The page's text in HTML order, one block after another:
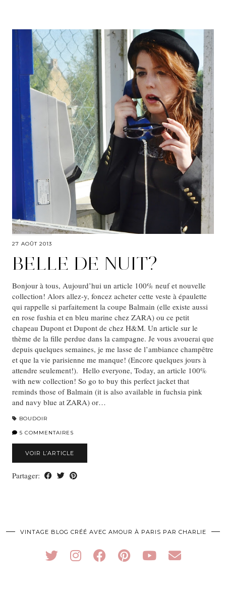
27 AOÛT 2013
BELLE DE NUIT?
Bonjour à tous, Aujourd’hui un article 100% neuf et nouvelle
collection! Alors allez-y, foncez acheter cette veste à épaulette
qui rappelle si parfaitement la coupe Balmain (elle existe aussi
en rose fushia et en bleu marine chez ZARA) ou ce petit
chapeau Dupont et Dupont de chez H&M. Un article sur le
thème de la fille perdue dans la campagne. Je vous avouerai que
depuis quelques semaines, je me lasse de l’ambiance champêtre
et que la vie parisienne me manque! (Encore quelques jours à
attendre seulement!). Hello everyone, Today, an article 100%
with new collection! So go to buy this perfect jacket that
reminds those of Balmain (it is also available in fuchsia pink
and navy blue at ZARA) or…
BOUDOIR
5 COMMENTAIRES
VOIR L’ARTICLE
Partager:
VINTAGE BLOG CRÉÉ AVEC AMOUR À PARIS PAR CHARLIE